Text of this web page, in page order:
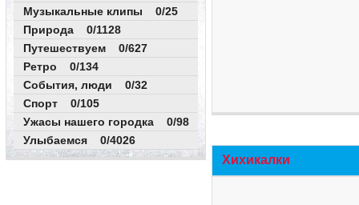
Музыкальные клипы 0/25
Природа 0/1128
Путешествуем 0/627
Ретро 0/134
События, люди 0/32
Спорт 0/105
Ужасы нашего городка 0/98
Улыбаемся 0/4026
Хихикалки